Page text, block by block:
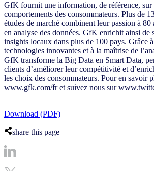
GfK fournit une information, de référence, sur
comportements des consommateurs. Plus de
études de marché combinent leur passion à 80
en analyse des données. GfK enrichit ainsi de
insights locaux dans plus de 100 pays. Grâce
technologies innovantes et à la maîtrise de
GfK transforme la Big Data en Smart Data,
clients d’améliorer leur compétitivité et
les choix des consommateurs. Pour en savoir
www.gfk.com/fr et suivez nous sur
Download (PDF)
share this page